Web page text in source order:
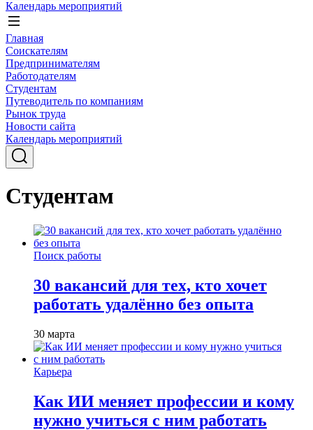
Календарь мероприятий
Главная
Соискателям
Предпринимателям
Работодателям
Студентам
Путеводитель по компаниям
Рынок труда
Новости сайта
Календарь мероприятий
Студентам
Поиск работы
30 вакансий для тех, кто хочет
работать удалённо без опыта
30 марта
Карьера
Как ИИ меняет профессии и кому
нужно учиться с ним работать